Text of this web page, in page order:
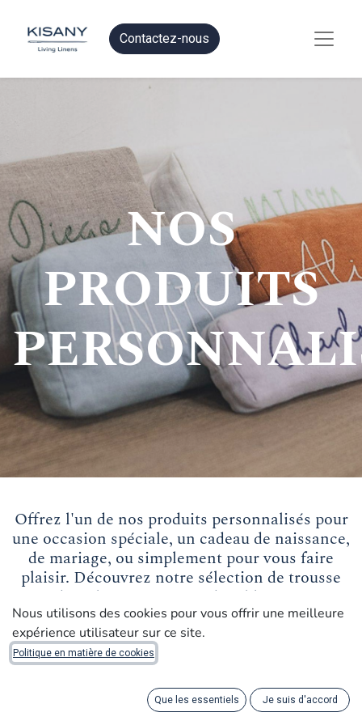
Contactez-nous
NOS
PRODUITS
Offrez l'un de nos produits personnalisés pour
une occasion spéciale, un cadeau de naissance,
de mariage, ou simplement pour vous faire
plaisir. Découvrez notre sélection de trousse
de toilette, serviettes de table, etc.
TROUSSE DE TOILETTE
Personnalisez notre trousse de toilette « Jumbo » avec un
nom, une date de naissance ou encore le motif d’un faire-
part de naissance, le tout brodé à la main dans les
Nous utilisons des cookies pour vous offrir une meilleure
expérience utilisateur sur ce site.
Politique en matière de cookies
Que les essentiels Je suis d'accord